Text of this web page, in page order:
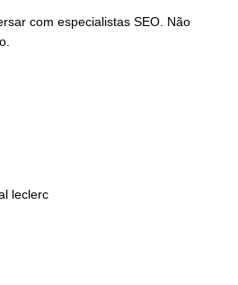
com especialistas SEO. Não
leclerc